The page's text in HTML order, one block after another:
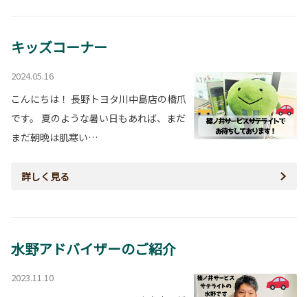
キッズコーナー
2024.05.16
こんにちは！ 長野トヨタ川中島店の橋爪
です。 夏のような暑い日もあれば、まだ
まだ朝晩は肌寒い…
詳しく見る
水野アドバイザーのご紹介
2023.11.10